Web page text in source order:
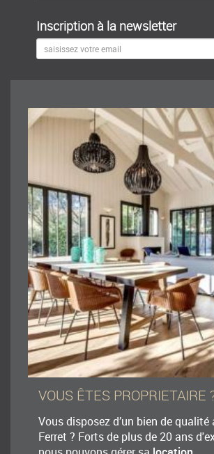
Inscription à la newsletter
VOUS ÊTES PROPRIETAIRE
Vous disposez d’un bien de qualité
Ferret ? Forts de plus de 20 ans